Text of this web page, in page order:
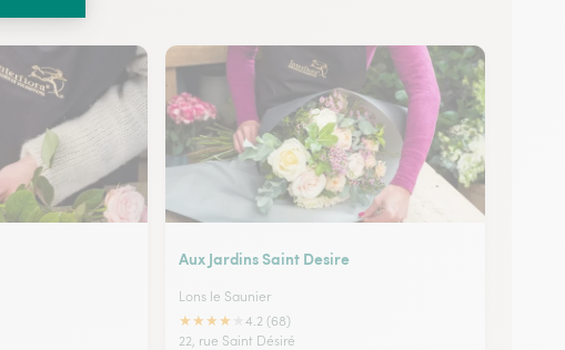
Aux Jardins Saint Desire
Lons le Saunier
★★★★
4.2 (68)
22, rue Saint Désiré